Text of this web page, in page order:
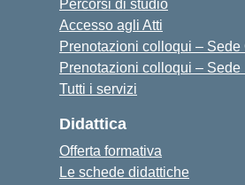
Percorsi di studio
Accesso agli Atti
Prenotazioni colloqui – Sede
Prenotazioni colloqui – Sede
Tutti i servizi
Didattica
Offerta formativa
Le schede didattiche